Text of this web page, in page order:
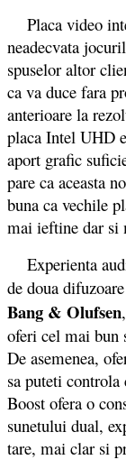
Placa video
neadecvata
spuselor altor
ca va duce fara
anterioare la
placa Intel UHD
aport grafic
pare ca aceasta
buna ca vechile
mai ieftine dar si
Experienta
de doua
Bang & Olufsen
oferi cel mai bun
De asemenea,
sa puteti
Boost ofera o
sunetului dual,
tare, mai clar si